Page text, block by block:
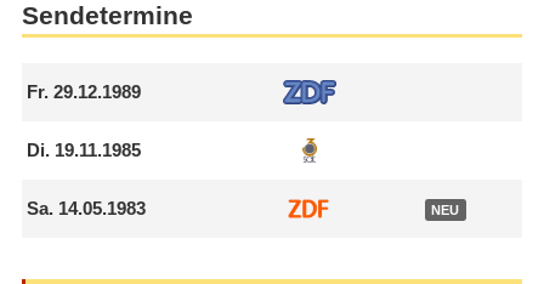
Sendetermine
Fr.29.12.1989
Di.19.11.1985
Sa.14.05.1983 NEU